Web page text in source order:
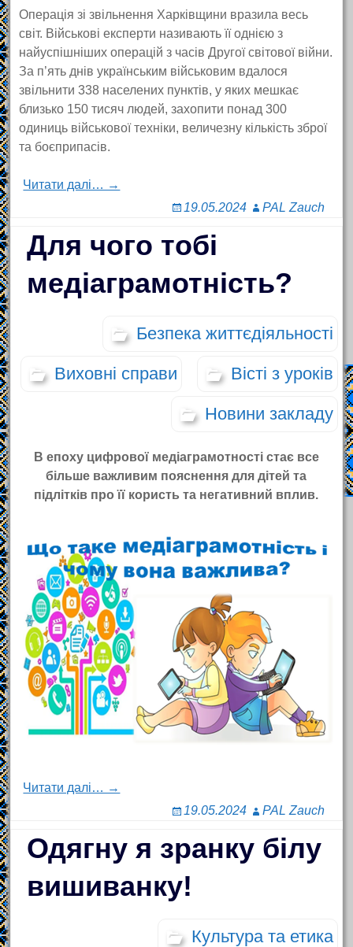
Операція зі звільнення Харківщини вразила весь
світ. Військові експерти називають її однією з
найуспішніших операцій з часів Другої світової війни.
За п’ять днів українським військовим вдалося
звільнити 338 населених пунктів, у яких мешкає
близько 150 тисяч людей, захопити понад 300
одиниць військової техніки, величезну кількість зброї
та боєприпасів.
Читати далі… →
19.05.2024
PAL Zauch
Для чого тобі
медіаграмотність?
Безпека життєдіяльності
Виховні справи Вісті з уроків
Новини закладу
В епоху цифрової медіаграмотності стає все
більше важливим пояснення для дітей та
підлітків про її користь та негативний вплив.
Читати далі… →
19.05.2024
PAL Zauch
Одягну я зранку білу
вишиванку!
Культура та етика